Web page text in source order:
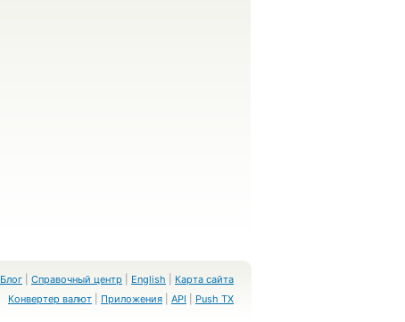
Блог Справочный центр English
Карта сайта
Конвертер валют
Приложения API Push TX